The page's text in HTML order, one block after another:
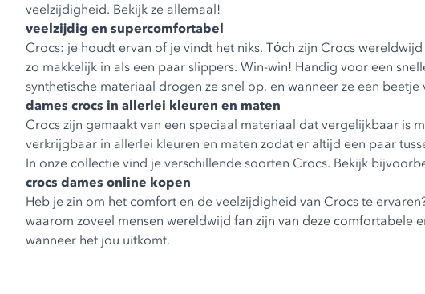
veelzijdigheid. Bekijk ze allemaal!
veelzijdig en supercomfortabel
Crocs: je houdt ervan of je vindt het niks. Tóch zijn Crocs
zo makkelijk in als een paar slippers. Win-win! Handig voor een
synthetische materiaal drogen ze snel op, en wanneer ze een
dames crocs in allerlei kleuren en maten
Crocs zijn gemaakt van een speciaal materiaal dat vergelijkbaar is
verkrijgbaar in allerlei kleuren en maten zodat er altijd een paar
In onze collectie vind je verschillende soorten Crocs. Bekijk
crocs dames online kopen
Heb je zin om het comfort en de veelzijdigheid van Crocs te
waarom zoveel mensen wereldwijd fan zijn van deze comfortabele
wanneer het jou uitkomt.